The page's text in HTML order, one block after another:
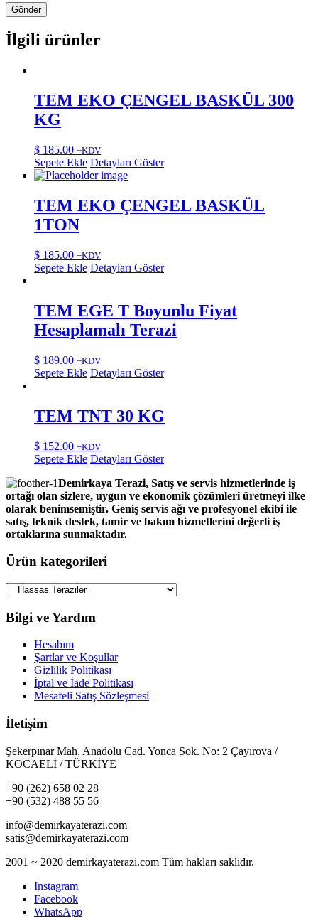
İlgili ürünler
TEM EKO ÇENGEL BASKÜL 300
KG
$ 185.00 +KDV
Sepete Ekle Detayları Göster
TEM EKO ÇENGEL BASKÜL
1TON
$ 185.00 +KDV
Sepete Ekle Detayları Göster
TEM EGE T Boyunlu Fiyat
Hesaplamalı Terazi
$ 189.00 +KDV
Sepete Ekle Detayları Göster
TEM TNT 30 KG
$ 152.00 +KDV
Sepete Ekle Detayları Göster
Demirkaya Terazi, Satış ve servis hizmetlerinde iş
ortağı olan sizlere, uygun ve ekonomik çözümleri üretmeyi ilke
olarak benimsemiştir. Geniş servis ağı ve profesyonel ekibi ile
satış, teknik destek, tamir ve bakım hizmetlerini değerli iş
ortaklarına sunmaktadır.
Ürün kategorileri
Bilgi ve Yardım
Hesabım
Şartlar ve Koşullar
Gizlilik Politikası
İptal ve İade Politikası
Mesafeli Satış Sözleşmesi
İletişim
Şekerpınar Mah. Anadolu Cad. Yonca Sok. No: 2 Çayırova /
KOCAELİ / TÜRKİYE
+90 (262) 658 02 28
+90 (532) 488 55 56
info@demirkayaterazi.com
satis@demirkayaterazi.com
2001 ~ 2020 demirkayaterazi.com Tüm hakları saklıdır.
Instagram
Facebook
WhatsApp